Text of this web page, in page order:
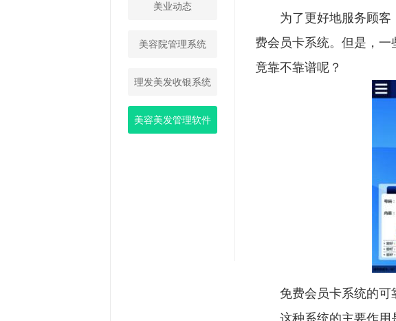
美业动态
美容院管理系统
理发美发收银系统
美容美发管理软件
为了更好地服务顾客，
费会员卡系统。但是，
竟靠不靠谱呢？
免费会员卡系统的可
这种系统的主要作用是